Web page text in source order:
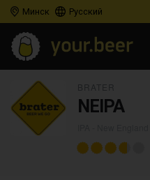
Минск Русский
NEIPA